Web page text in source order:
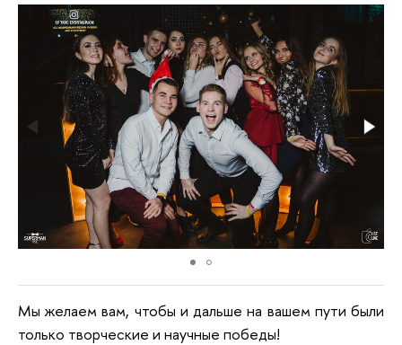
Мы желаем вам, чтобы и дальше на вашем пути были
только творческие и научные победы!